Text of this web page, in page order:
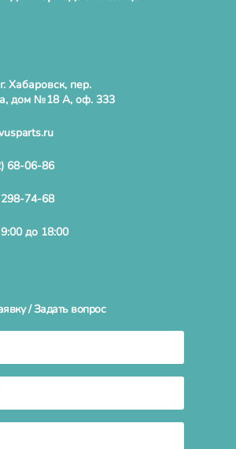
Хабаровск, пер.
дом №18 А, оф. 333
68-06-86
74-68
до 18:00
/ Задать вопрос